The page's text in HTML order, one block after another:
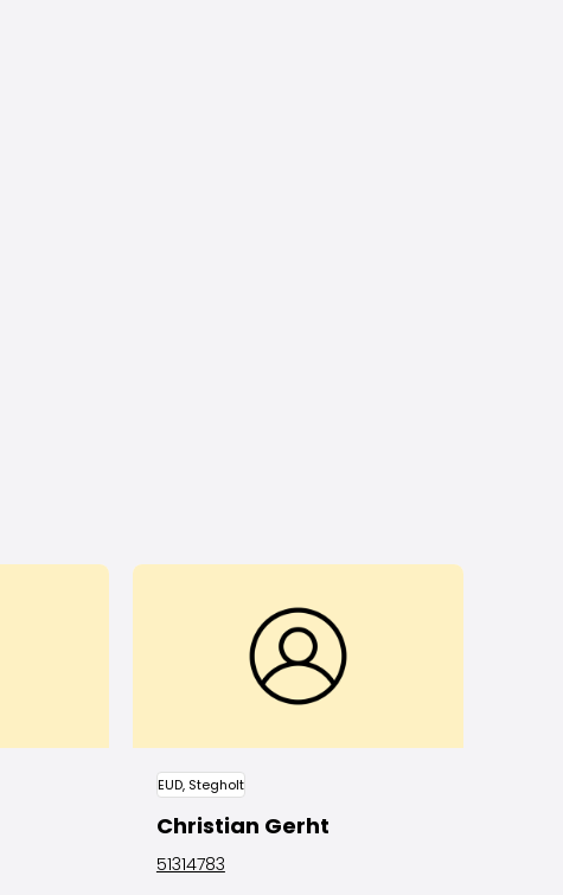
EUD, Stegholt
Christian Gerht
51314783